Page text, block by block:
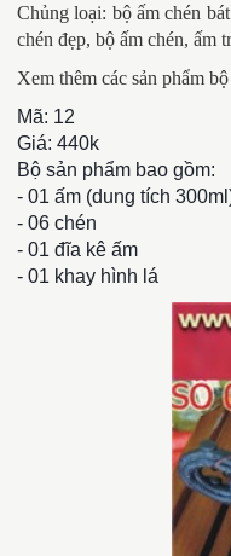
Chủng loại: bộ ấm chén
chén đẹp, bộ ấm chén, ấm
Xem thêm các sản phẩm
Mã: 12
Giá: 440k
Bộ sản phẩm bao gồm:
- 01 ấm (dung tích
- 06 chén
- 01 đĩa kê ấm
- 01 khay hình lá